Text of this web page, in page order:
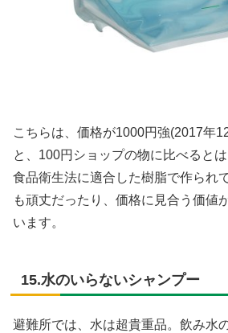
こちらは、価格が1000円強(2017年
と、100円ショップの物に比べるとは
食品衛生法に適合した樹脂で作られ
も頑丈だったり、価格に見合う価値
います。
15.水のいらないシャンプー
避難所では、水は超貴重品。飲み水